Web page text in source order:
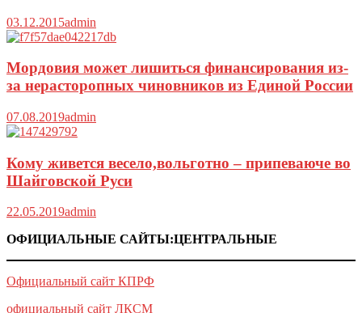
03.12.2015admin
Мордовия может лишиться финансирования из-
за нерасторопных чиновников из Единой России
07.08.2019admin
Кому живется весело,вольготно – припеваюче во
Шайговской Руси
22.05.2019admin
ОФИЦИАЛЬНЫЕ САЙТЫ:ЦЕНТРАЛЬНЫЕ
Официальный сайт КПРФ
официальный сайт ЛКСМ